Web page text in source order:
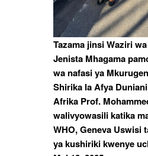
Tazama jinsi Waziri
Jenista Mhagama
wa nafasi ya
Shirika la Afya
Afrika Prof.
walivyowasili katika
WHO, Geneva Uswisi
ya kushiriki kwenye